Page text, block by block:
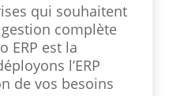
qui souhaitent
complète
ERP est la
l’ERP
de vos besoins